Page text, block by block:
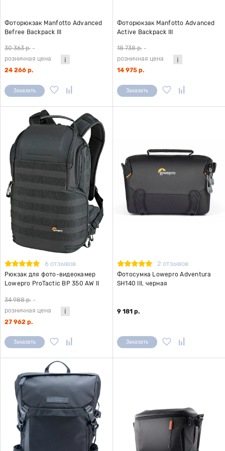
Фоторюкзак Manfotto Advanced
Befree Backpack III
30 363 р. -
розничная цена
24 266 р.
Заказать
Фоторюкзак Manfotto Advanced
Active Backpack III
18 738 р. -
розничная цена
14 975 р.
Заказать
6 отзывов
Рюкзак для фото-видеокамер
Lowepro ProTactic BP 350 AW II
34 988 р. -
розничная цена
27 962 р.
Заказать
2 отзывов
Фотосумка Lowepro Adventura
SH140 III, черная
9 181 р.
Заказать